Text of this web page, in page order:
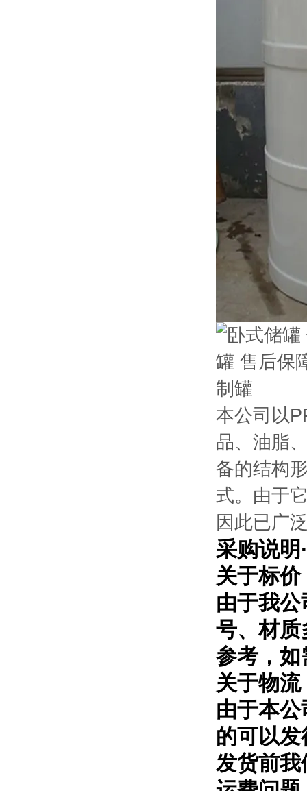
本公司以
品、油脂
备的结构
式。由于
因此已广
采购说明 ·
关于标价
由于我
号、材
参考，
关于物流
由于本
的可以
发货前